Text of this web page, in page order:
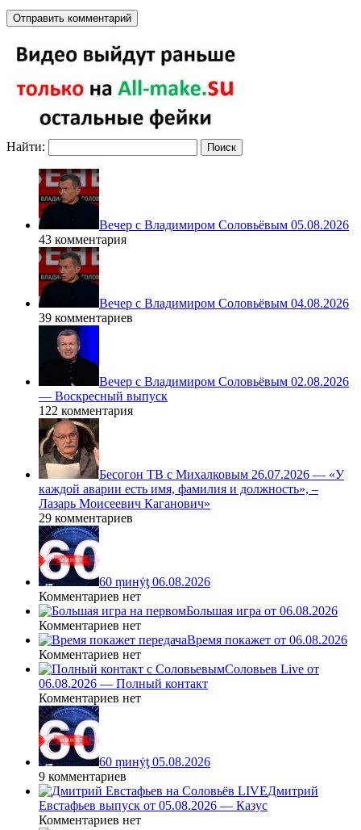
Найти:
Вечер с Владимиром Соловьёвым 05.08.2026
43 комментария
Вечер с Владимиром Соловьёвым 04.08.2026
39 комментариев
Вечер с Владимиром Соловьёвым 02.08.2026
— Воскресный выпуск
122 комментария
Бесогон ТВ с Михалковым 26.07.2026 — «У
каждой аварии есть имя, фамилия и должность», –
Лазарь Моисеевич Каганович»
29 комментариев
60 ṃинẏƫ 06.08.2026
Комментариев нет
Большая игра от 06.08.2026
Комментариев нет
Время покажет от 06.08.2026
Комментариев нет
Соловьев Live от
06.08.2026 — Полный контакт
Комментариев нет
60 ṃинẏƫ 05.08.2026
9 комментариев
Дмитрий
Евстафьев выпуск от 05.08.2026 — Казус
Комментариев нет